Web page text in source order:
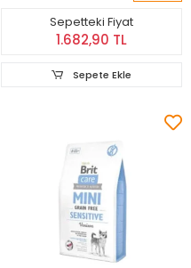
Sepetteki Fiyat
1.682,90 TL
Sepete Ekle